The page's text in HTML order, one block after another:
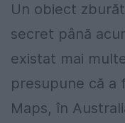
Un obiect
secret până
existat mai
presupune că a
Maps, în